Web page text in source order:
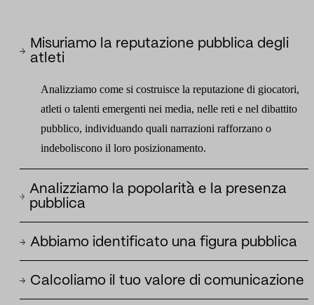
Misuriamo la reputazione pubblica degli
atleti
Analizziamo come si costruisce la reputazione di giocatori,
atleti o talenti emergenti nei media, nelle reti e nel dibattito
pubblico, individuando quali narrazioni rafforzano o
indeboliscono il loro posizionamento.
Analizziamo la popolarità e la presenza
pubblica
Misuriamo la visibilità dell'atleta nei media e nei social
ed evoluzione della sua presenza pubblica.
Abbiamo identificato una figura pubblica
Interpretiamo i tratti della personalità che l'atleta proietta
Calcoliamo il tuo valore di comunicazione